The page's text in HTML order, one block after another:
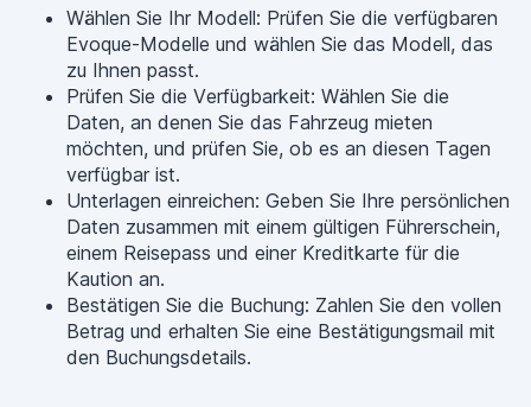
Wählen Sie Ihr Modell: Prüfen Sie die verfügbaren
Evoque-Modelle und wählen Sie das Modell, das
zu Ihnen passt.
Prüfen Sie die Verfügbarkeit: Wählen Sie die
Daten, an denen Sie das Fahrzeug mieten
möchten, und prüfen Sie, ob es an diesen Tagen
verfügbar ist.
Unterlagen einreichen: Geben Sie Ihre persönlichen
Daten zusammen mit einem gültigen Führerschein,
einem Reisepass und einer Kreditkarte für die
Kaution an.
Bestätigen Sie die Buchung: Zahlen Sie den vollen
Betrag und erhalten Sie eine Bestätigungsmail mit
den Buchungsdetails.